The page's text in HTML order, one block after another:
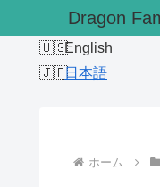
Dragon
English
日本語
ホーム